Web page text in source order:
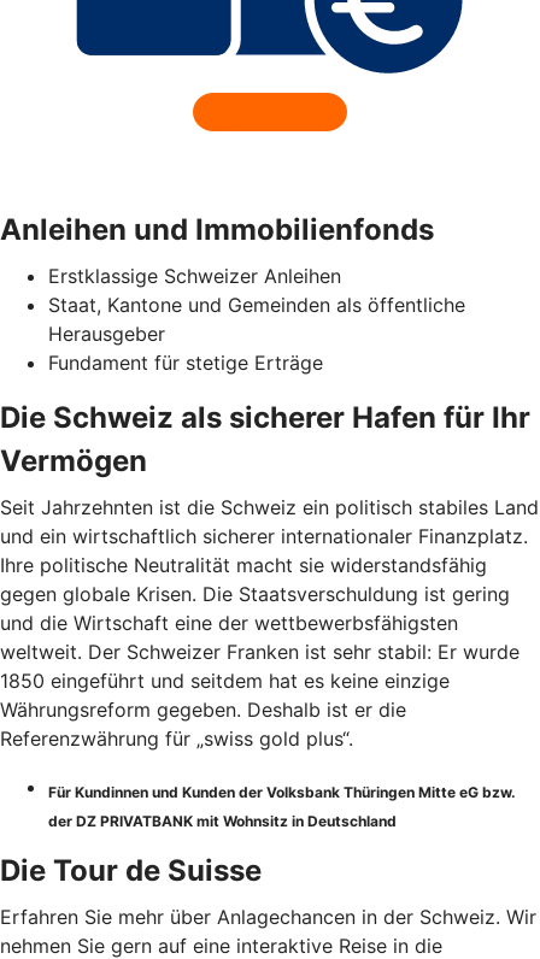
Anleihen und Immobilienfonds
Erstklassige Schweizer Anleihen
Staat, Kantone und Gemeinden als öffentliche
Herausgeber
Fundament für stetige Erträge
Die Schweiz als sicherer Hafen für Ihr
Vermögen
Seit Jahrzehnten ist die Schweiz ein politisch stabiles Land
und ein wirtschaftlich sicherer internationaler Finanzplatz.
Ihre politische Neutralität macht sie widerstandsfähig
gegen globale Krisen. Die Staatsverschuldung ist gering
und die Wirtschaft eine der wettbewerbsfähigsten
weltweit. Der Schweizer Franken ist sehr stabil: Er wurde
1850 eingeführt und seitdem hat es keine einzige
Währungsreform gegeben. Deshalb ist er die
Referenzwährung für „swiss gold plus“.
Für Kundinnen und Kunden der Volksbank Thüringen Mitte eG bzw.
der DZ PRIVATBANK mit Wohnsitz in Deutschland
Die Tour de Suisse
Erfahren Sie mehr über Anlagechancen in der Schweiz. Wir
nehmen Sie gern auf eine interaktive Reise in die